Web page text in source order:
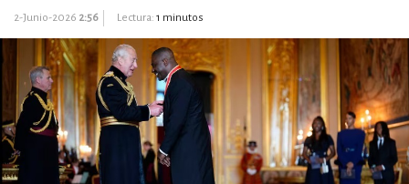
2-Junio-2026 2:56 Lectura: 1 minutos